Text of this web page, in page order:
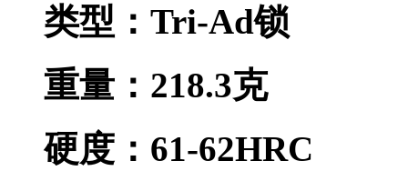
类型：Tri-Ad锁
重量：218.3克
硬度：61-62HRC